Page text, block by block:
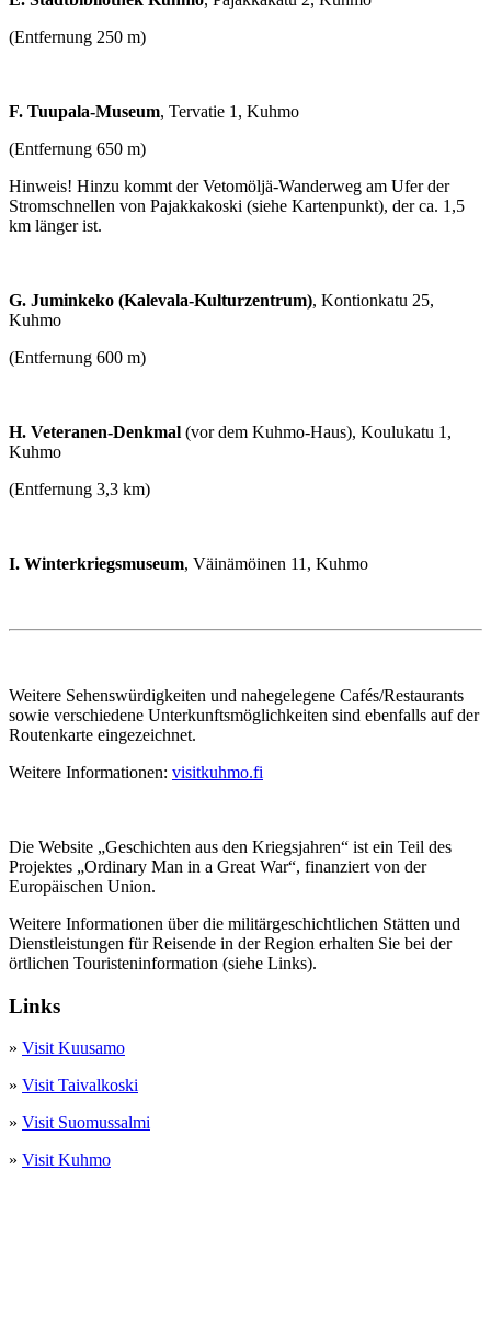
(Entfernung 250 m)
F. Tuupala-Museum, Tervatie 1, Kuhmo
(Entfernung 650 m)
Hinweis! Hinzu kommt der Vetomöljä-Wanderweg am Ufer der
Stromschnellen von Pajakkakoski (siehe Kartenpunkt), der ca. 1,5
km länger ist.
G. Juminkeko (Kalevala-Kulturzentrum), Kontionkatu 25,
Kuhmo
(Entfernung 600 m)
H. Veteranen-Denkmal (vor dem Kuhmo-Haus), Koulukatu 1,
Kuhmo
(Entfernung 3,3 km)
I. Winterkriegsmuseum, Väinämöinen 11, Kuhmo
Weitere Sehenswürdigkeiten und nahegelegene Cafés/Restaurants
sowie verschiedene Unterkunftsmöglichkeiten sind ebenfalls auf der
Routenkarte eingezeichnet.
Weitere Informationen: visitkuhmo.fi
Die Website „Geschichten aus den Kriegsjahren“ ist ein Teil des
Projektes „Ordinary Man in a Great War“, finanziert von der
Europäischen Union.
Weitere Informationen über die militärgeschichtlichen Stätten und
Dienstleistungen für Reisende in der Region erhalten Sie bei der
örtlichen Touristeninformation (siehe Links).
Links
» Visit Kuusamo
» Visit Taivalkoski
» Visit Suomussalmi
» Visit Kuhmo